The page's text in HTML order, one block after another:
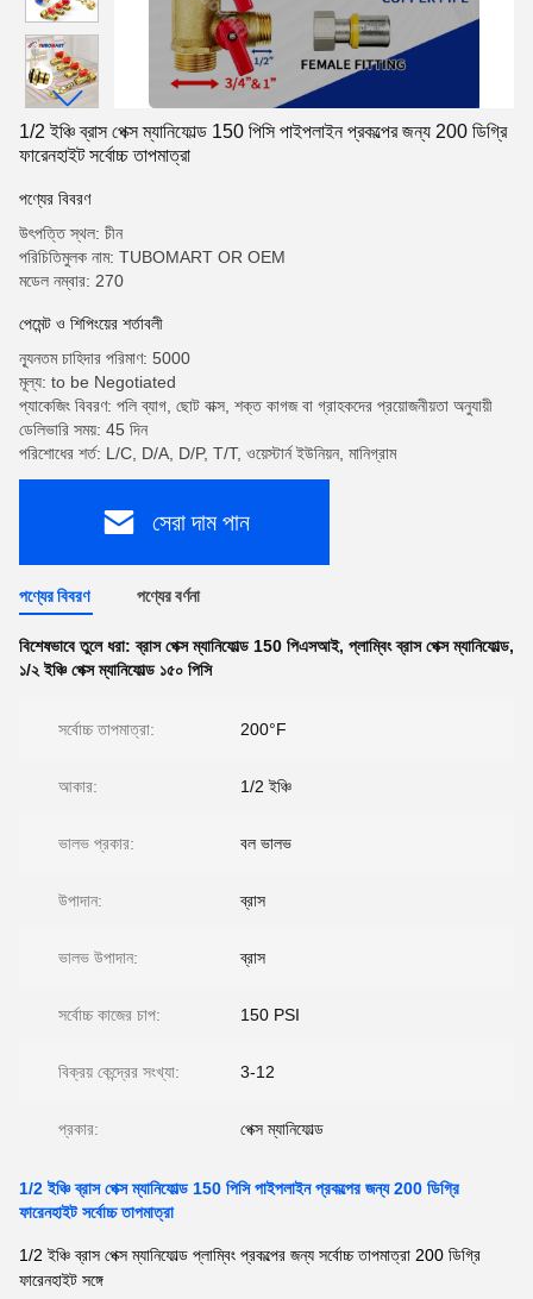
1/2 ইঞ্চি ব্রাস পেক্স ম্যানিফোল্ড 150 পিসি পাইপলাইন প্রকল্পের জন্য 200 ডিগ্রি
ফারেনহাইট সর্বোচ্চ তাপমাত্রা
পণ্যের বিবরণ
উৎপত্তি স্থল: চীন
পরিচিতিমুলক নাম: TUBOMART OR OEM
মডেল নম্বার: 270
পেমেন্ট ও শিপিংয়ের শর্তাবলী
ন্যূনতম চাহিদার পরিমাণ: 5000
মূল্য: to be Negotiated
প্যাকেজিং বিবরণ: পলি ব্যাগ, ছোট বাক্স, শক্ত কাগজ বা গ্রাহকদের প্রয়োজনীয়তা অনুযায়ী
ডেলিভারি সময়: 45 দিন
পরিশোধের শর্ত: L/C, D/A, D/P, T/T, ওয়েস্টার্ন ইউনিয়ন, মানিগ্রাম
সেরা দাম পান
পণ্যের বিবরণ পণ্যের বর্ণনা
বিশেষভাবে তুলে ধরা:ব্রাস পেক্স ম্যানিফোল্ড 150 পিএসআই, প্লাম্বিং ব্রাস পেক্স ম্যানিফোল্ড,
১/২ ইঞ্চি পেক্স ম্যানিফোল্ড ১৫০ পিসি
সর্বোচ্চ তাপমাত্রা: 200°F
আকার: 1/2 ইঞ্চি
ভালভ প্রকার: বল ভালভ
উপাদান: ব্রাস
ভালভ উপাদান: ব্রাস
সর্বোচ্চ কাজের চাপ: 150 PSI
বিক্রয় কেন্দ্রের সংখ্যা: 3-12
প্রকার: পেক্স ম্যানিফোল্ড
1/2 ইঞ্চি ব্রাস পেক্স ম্যানিফোল্ড 150 পিসি পাইপলাইন প্রকল্পের জন্য 200 ডিগ্রি
ফারেনহাইট সর্বোচ্চ তাপমাত্রা
1/2 ইঞ্চি ব্রাস পেক্স ম্যানিফোল্ড প্লাম্বিং প্রকল্পের জন্য সর্বোচ্চ তাপমাত্রা 200 ডিগ্রি
ফারেনহাইট সঙ্গে